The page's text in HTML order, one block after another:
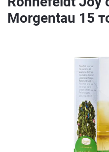
Morgentau 15